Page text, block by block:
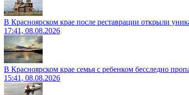
В Красноярском крае после реставрации открыли
17:41, 08.08.2026
В Красноярском крае семья с ребенком бесследно
15:41, 08.08.2026